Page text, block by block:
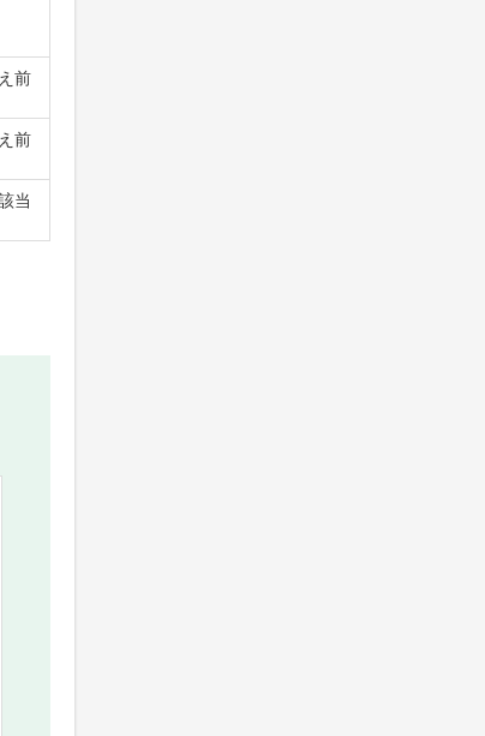
前
前
当